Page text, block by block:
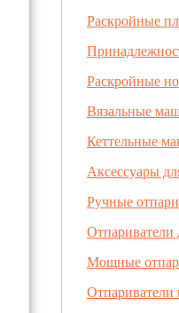
Раскройные
Раскройные
Вязальные
Кеттельные
Аксессуары
Ручные
Отпариватели
Мощные
Отпариватели